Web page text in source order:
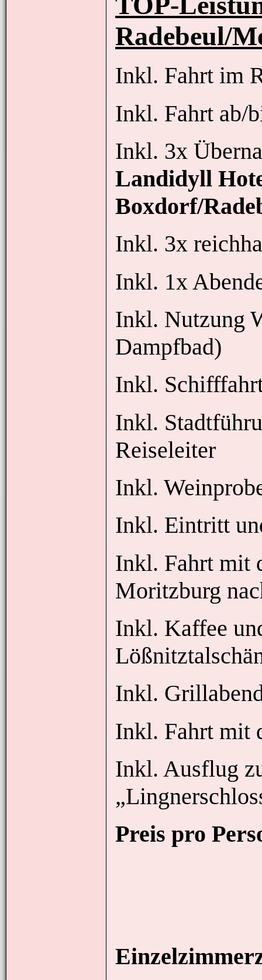
Radebeul/
Inkl. Fahrt im
Inkl. Fahrt ab/
Inkl. 3x
Landidyll
Boxdorf/
Inkl. 3x
Inkl. 1x
Inkl. Nutzung
Dampfbad)
Inkl.
Inkl.
Reiseleiter
Inkl.
Inkl. Eintritt
Inkl. Fahrt mit
Moritzburg
Inkl. Kaffee
Inkl.
Inkl. Fahrt mit
Inkl. Ausflug
Preis pro